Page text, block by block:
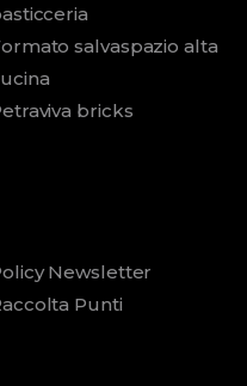
salvaspazio alta
bricks
Newsletter
Punti